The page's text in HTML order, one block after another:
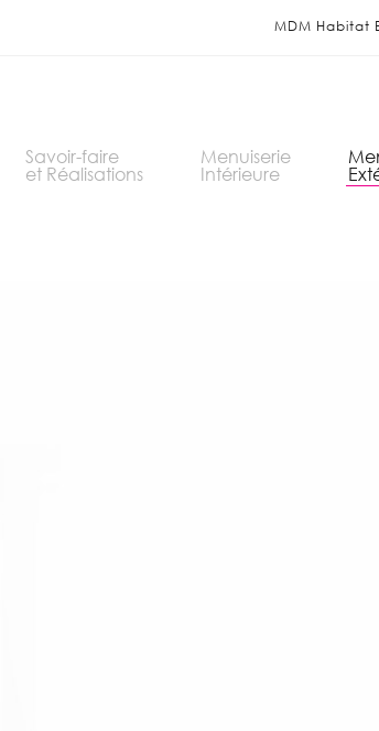
MDM Habitat
Savoir-faire
et Réalisations
Menuiserie
Intérieure